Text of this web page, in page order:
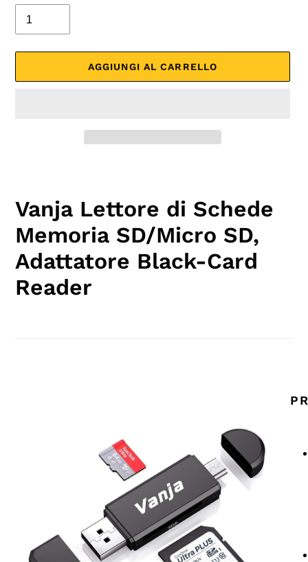
AGGIUNGI AL CARRELLO
nel
carrello
Vanja Lettore di Schede
Memoria SD/Micro SD,
Adattatore Black-Card
Reader